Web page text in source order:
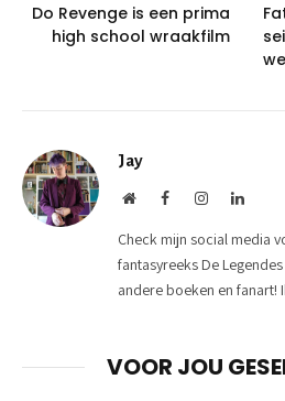
Do Revenge is een prima
high school wraakfilm
Jay
WebsiteFacebookInstagram
Check mijn social media
fantasyreeks De
andere boeken en fanart!
VOOR JOU